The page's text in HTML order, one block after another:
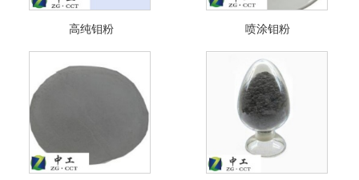
高纯钼粉 喷涂钼粉